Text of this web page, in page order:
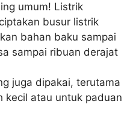
umum! Listrik
busur listrik
bahan baku sampai
sampai ribuan derajat
juga dipakai, terutama
kecil atau untuk paduan